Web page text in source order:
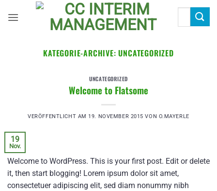
Inhalt
Suchen
KATEGORIE-ARCHIVE:UNCATEGORIZED
UNCATEGORIZED
Welcome to Flatsome
VERÖFFENTLICHT AM 19. NOVEMBER 2015 VON O.MAYERLE
19
Nov.
Welcome to WordPress. This is your first post. Edit or delete
it, then start blogging! Lorem ipsum dolor sit amet,
consectetuer adipiscing elit, sed diam nonummy nibh